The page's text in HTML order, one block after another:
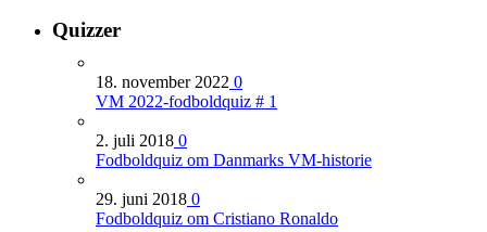
Quizzer
18. november 2022 0
VM 2022-fodboldquiz # 1
2. juli 2018 0
Fodboldquiz om Danmarks VM-historie
29. juni 2018 0
Fodboldquiz om Cristiano Ronaldo